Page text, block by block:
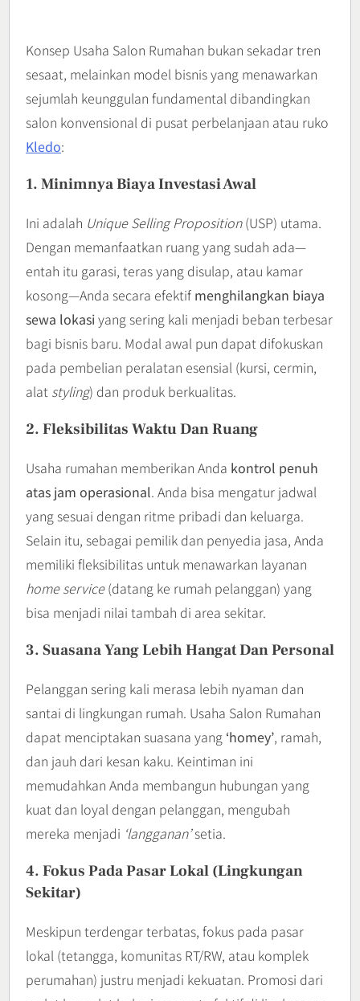
Konsep Usaha Salon Rumahan bukan sekadar tren
sesaat, melainkan model bisnis yang menawarkan
sejumlah keunggulan fundamental dibandingkan
salon konvensional di pusat perbelanjaan atau ruko
Kledo:
1. Minimnya Biaya Investasi Awal
Ini adalah Unique Selling Proposition(USP) utama.
Dengan memanfaatkan ruang yang sudah ada—
entah itu garasi, teras yang disulap, atau kamar
kosong—Anda secara efektif menghilangkan biaya
sewa lokasiyang sering kali menjadi beban terbesar
bagi bisnis baru. Modal awal pun dapat difokuskan
pada pembelian peralatan esensial (kursi, cermin,
alat styling) dan produk berkualitas.
2. Fleksibilitas Waktu Dan Ruang
Usaha rumahan memberikan Anda kontrol penuh
atas jam operasional. Anda bisa mengatur jadwal
yang sesuai dengan ritme pribadi dan keluarga.
Selain itu, sebagai pemilik dan penyedia jasa, Anda
memiliki fleksibilitas untuk menawarkan layanan
home service(datang ke rumah pelanggan) yang
bisa menjadi nilai tambah di area sekitar.
3. Suasana Yang Lebih Hangat Dan Personal
Pelanggan sering kali merasa lebih nyaman dan
santai di lingkungan rumah. Usaha Salon Rumahan
dapat menciptakan suasana yang ‘homey’, ramah,
dan jauh dari kesan kaku. Keintiman ini
memudahkan Anda membangun hubungan yang
kuat dan loyal dengan pelanggan, mengubah
mereka menjadi ‘langganan’setia.
4. Fokus Pada Pasar Lokal (Lingkungan
Sekitar)
Meskipun terdengar terbatas, fokus pada pasar
lokal (tetangga, komunitas RT/RW, atau komplek
perumahan) justru menjadi kekuatan. Promosi dari